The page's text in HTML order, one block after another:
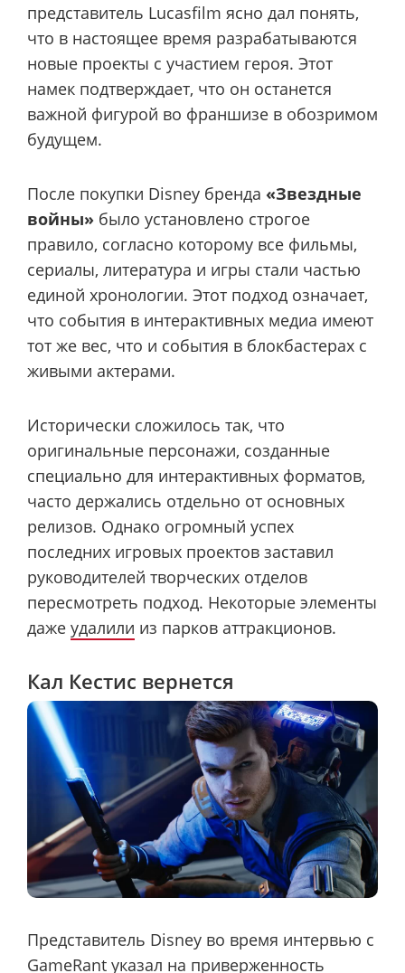
представитель Lucasfilm ясно дал понять,
что в настоящее время разрабатываются
новые проекты с участием героя. Этот
намек подтверждает, что он останется
важной фигурой во франшизе в обозримом
будущем.
После покупки Disney бренда «Звездные
войны» было установлено строгое
правило, согласно которому все фильмы,
сериалы, литература и игры стали частью
единой хронологии. Этот подход означает,
что события в интерактивных медиа имеют
тот же вес, что и события в блокбастерах с
живыми актерами.
Исторически сложилось так, что
оригинальные персонажи, созданные
специально для интерактивных форматов,
часто держались отдельно от основных
релизов. Однако огромный успех
последних игровых проектов заставил
руководителей творческих отделов
пересмотреть подход. Некоторые элементы
даже удалили из парков аттракционов.
Кал Кестис вернется
Представитель Disney во время интервью с
GameRant указал на приверженность